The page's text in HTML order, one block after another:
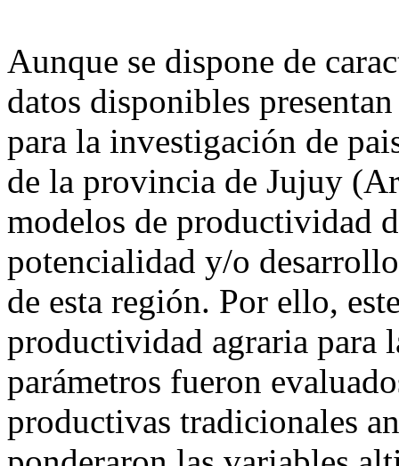
Aunque se dispone de
datos disponibles
para la investigación de
de la provincia de Jujuy
modelos de productividad
potencialidad y/o
de esta región. Por ello,
productividad agraria para
parámetros fueron
productivas tradicionales